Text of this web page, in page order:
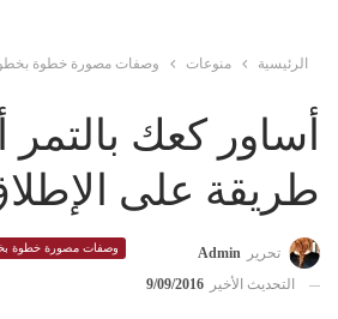
الرئيسية منوعات وصفات مصورة خطوة
أساور كعك بالتمر
طريقة على
وصفات مصورة خطوة تحرير
Admin
التحديث الأخير
9/09/2016